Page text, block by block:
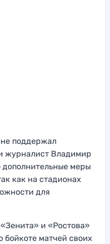
не поддержал
журналист Владимир
дополнительные меры
как на стадионах
для
и «Ростова»
бойкоте матчей своих